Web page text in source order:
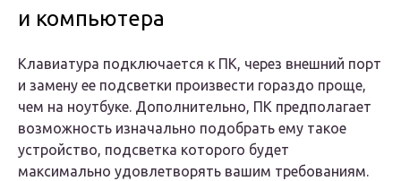
и компьютера
Клавиатура подключается к ПК, через внешний порт
и замену ее подсветки произвести гораздо проще,
чем на ноутбуке. Дополнительно, ПК предполагает
возможность изначально подобрать ему такое
устройство, подсветка которого будет
максимально удовлетворять вашим требованиям.